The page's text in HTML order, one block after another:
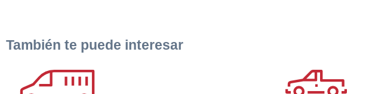
También te puede interesar